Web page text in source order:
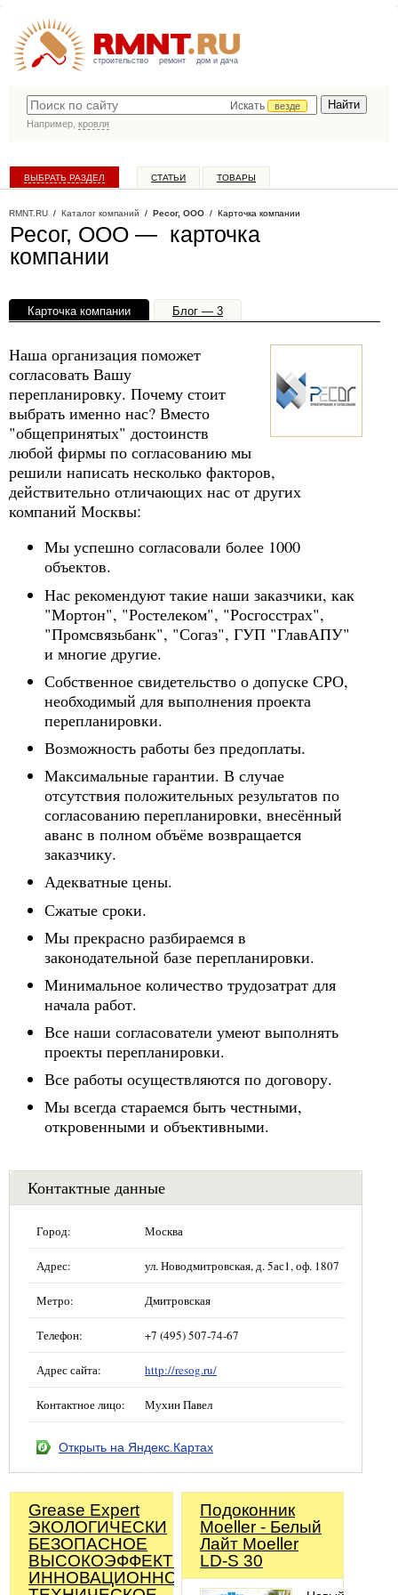
строительство ремонт дом и дача
Искать
везде
Например, кровля
ВЫБРАТЬ РАЗДЕЛ СТАТЬИ ТОВАРЫ
RMNT.RU / Каталог компаний / Ресог, ООО / Карточка компании
Ресог, ООО — карточка
компании
Карточка компании
Блог — 3
Наша организация поможет
согласовать Вашу
перепланировку. Почему стоит
выбрать именно нас? Вместо
"общепринятых" достоинств
любой фирмы по согласованию мы
решили написать несколько факторов,
действительно отличающих нас от других
компаний Москвы:
Мы успешно согласовали более 1000
объектов.
Нас рекомендуют такие наши заказчики, как
"Мортон", "Ростелеком", "Росгосстрах",
"Промсвязьбанк", "Согаз", ГУП "ГлавАПУ"
и многие другие.
Собственное свидетельство о допуске СРО,
необходимый для выполнения проекта
перепланировки.
Возможность работы без предоплаты.
Максимальные гарантии. В случае
отсутствия положительных результатов по
согласованию перепланировки, внесённый
аванс в полном объёме возвращается
заказчику.
Адекватные цены.
Сжатые сроки.
Мы прекрасно разбираемся в
законодательной базе перепланировки.
Минимальное количество трудозатрат для
начала работ.
Все наши согласователи умеют выполнять
проекты перепланировки.
Все работы осуществляются по договору.
Мы всегда стараемся быть честными,
откровенными и объективными.
Контактные данные
Город: Москва
Адрес: ул. Новодмитровская, д. 5ас1, оф. 1807
Метро: Дмитровская
Телефон: +7 (495) 507-74-67
Адрес сайта: http://resog.ru/
Контактное лицо: Мухин Павел
Открыть на Яндекс.Картах
Grease Expert
ЭКОЛОГИЧЕСКИ
БЕЗОПАСНОЕ
ВЫСОКОЭФФЕКТИВНОЕ
ИННОВАЦИОННОЕ
Подоконник
Moeller - Белый
Лайт Moeller
LD-S 30